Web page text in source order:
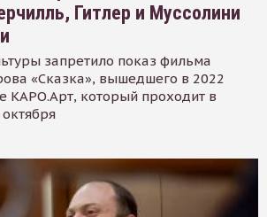
Гитлер и Муссолини
запретило показ фильма
«Сказка», вышедшего в 2022
КАРО.Арт, который проходит в